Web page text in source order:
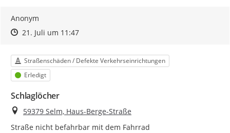
Anonym
Zeitpunkt des Erstellens
Zeitpunkt des Erstellens
21. Juli um 11:47Zur Äußerung
Kategorie
Straßenschäden / Defekte Verkehrseinrichtungen
Status
Erledigt
Schlaglöcher
Ort
59379 Selm, Haus-Berge-Straße
Straße nicht befahrbar mit dem Fahrrad